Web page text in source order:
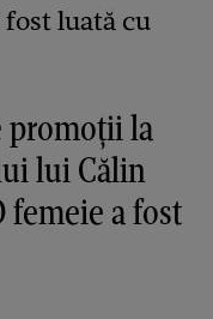
promoții la
lui Călin
femeie a fost